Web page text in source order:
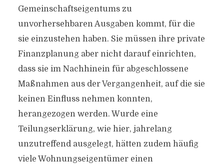
Gemeinschaftseigentums zu
unvorhersehbaren Ausgaben kommt, für die
sie einzustehen haben. Sie müssen ihre private
Finanzplanung aber nicht darauf einrichten,
dass sie im Nachhinein für abgeschlossene
Maßnahmen aus der Vergangenheit, auf die sie
keinen Einfluss nehmen konnten,
herangezogen werden. Wurde eine
Teilungserklärung, wie hier, jahrelang
unzutreffend ausgelegt, hätten zudem häufig
viele Wohnungseigentümer einen